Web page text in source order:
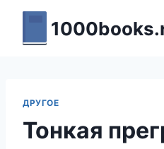
Перейти
содержимому
ДРУГОЕ
Тонкая